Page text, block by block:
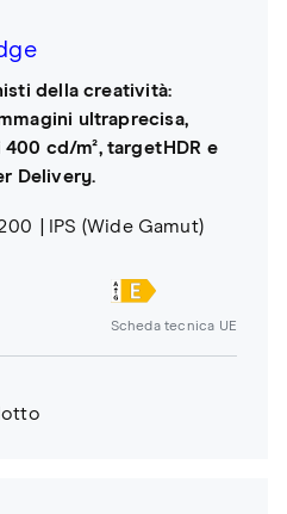
della creatività:
ultraprecisa,
cd/m², targetHDR e
Delivery.
IPS (Wide Gamut)
Scheda tecnica UE